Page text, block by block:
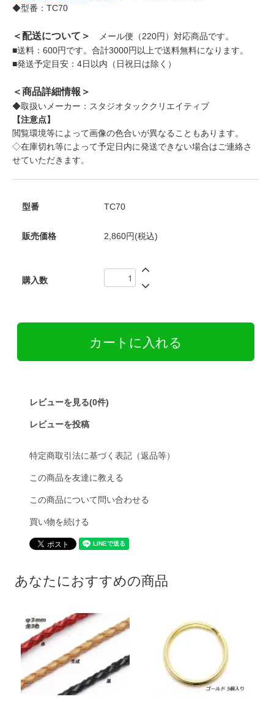
◆型番：TC70
＜配送について＞
メール便（220円）対応商品です。
■送料：600円です。合計3000円以上で送料無料になります。
■発送予定目安：4日以内（日祝日は除く）
＜商品詳細情報＞
◆取扱いメーカー：スタジオタッククリエイティブ
【注意点】
閲覧環境等によって画像の色合いが異なることもあります。
◇在庫切れ等によって予定日内に発送できない場合はご連絡さ
せていただきます。
型番 TC70
販売価格 2,860円(税込)
購入数
レビューを見る(0件)
レビューを投稿
特定商取引法に基づく表記（返品等）
この商品を友達に教える
この商品について問い合わせる
買い物を続ける
あなたにおすすめの商品